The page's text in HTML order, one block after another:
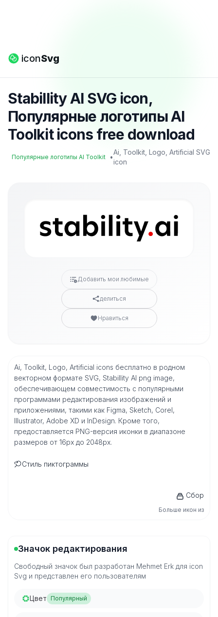
iconSvg
Stabillity AI SVG icon,
Популярные логотипы AI
Toolkit icons free download
Популярные логотипы AI Toolkit •
Ai, Toolkit, Logo, Artificial SVG
icon
Добавить мои любимые
делиться
Нравиться
Ai, Toolkit, Logo, Artificial icons бесплатно в родном
векторном формате SVG, Stabillity AI png image,
обеспечивающем совместимость с популярными
программами редактирования изображений и
приложениями, такими как Figma, Sketch, Corel,
Illustrator, Adobe XD и InDesign. Кроме того,
предоставляется PNG-версия иконки в диапазоне
размеров от 16px до 2048px.
Стиль пиктограммы
Сбор
Больше икон из
Значок редактирования
Свободный значок был разработан Mehmet Erk для icon
Svg и представлен его пользователям
Цвет Популярный